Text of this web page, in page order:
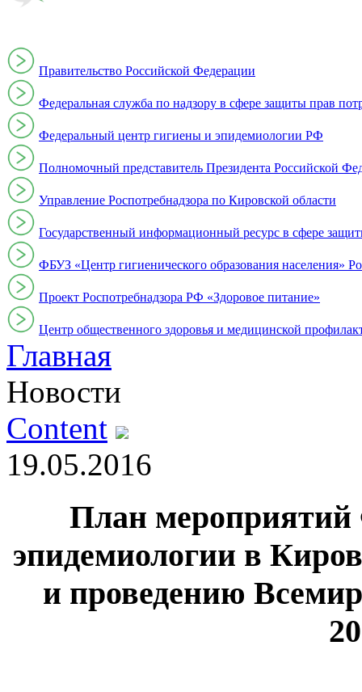
Правительство Российской Федерации
Федеральная служба по надзору в сфере защиты прав
Федеральный центр гигиены и эпидемиологии РФ
Полномочный представитель Президента Российской
Управление Роспотребнадзора по Кировской области
Государственный информационный ресурс в сфере
ФБУЗ «Центр гигиенического образования населения»
Проект Роспотребнадзора РФ «Здоровое питание»
Центр общественного здоровья и медицинской
Главная
Новости
Content
19.05.2016
План
эпидемиологии в
и проведению